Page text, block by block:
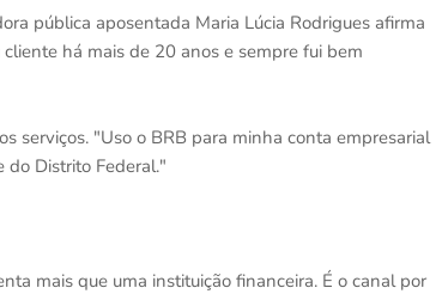
pública aposentada Maria Lúcia Rodrigues afirma
há mais de 20 anos e sempre fui bem
serviços. "Uso o BRB para minha conta empresarial
do Distrito Federal."
mais que uma instituição financeira. É o canal por